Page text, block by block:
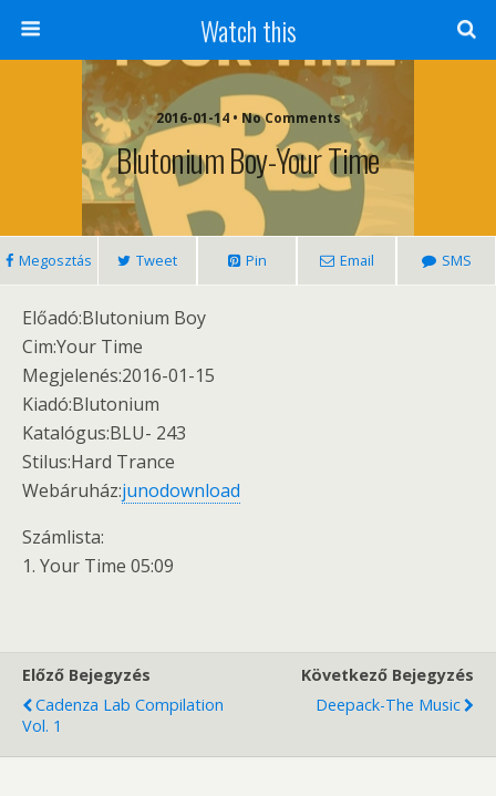
Watch this
2016-01-14 • No Comments
Blutonium Boy-Your Time
Megosztás Tweet Pin Email SMS
Előadó:Blutonium Boy
Cim:Your Time
Megjelenés:2016-01-15
Kiadó:Blutonium
Katalógus:BLU- 243
Stilus:Hard Trance
Webáruház:junodownload
Számlista:
1. Your Time 05:09
Előző Bejegyzés
Cadenza Lab Compilation
Vol. 1
Következő Bejegyzés
Deepack-The Music